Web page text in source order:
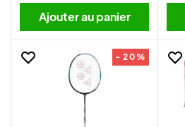
Ajouter au panier
- 20%